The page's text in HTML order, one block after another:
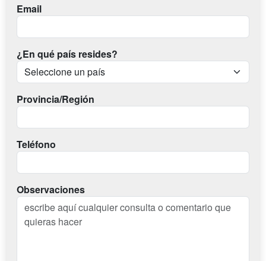
Email
¿En qué país resides?
Provincia/Región
Teléfono
Observaciones